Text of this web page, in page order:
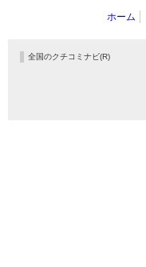
ホーム
全国のクチコミナビ(R)